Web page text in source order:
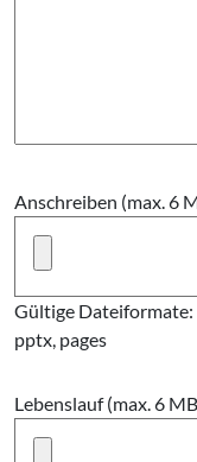
Anschreiben (max. 6
Gültige Dateiformate:
pptx, pages
Lebenslauf (max. 6